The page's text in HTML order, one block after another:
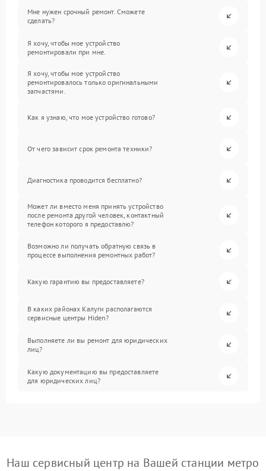
Мне нужен срочный ремонт. Сможете
сделать?
Я хочу, чтобы мое устройство
ремонтировали при мне.
Я хочу, чтобы мое устройство
ремонтировалось только оригинальными
запчастями.
Как я узнаю, что мое устройство готово?
От чего зависит срок ремонта техники?
Диагностика проводится бесплатно?
Может ли вместо меня принять устройство
после ремонта другой человек, контактный
телефон которого я предоставлю?
Возможно ли получать обратную связь в
процессе выполнения ремонтных работ?
Какую гарантию вы предоставляете?
В каких районах Калуги располагаются
сервисные центры Hiden?
Выполняете ли вы ремонт для юридических
лиц?
Какую документацию вы предоставляете
для юридических лиц?
Наш сервисный центр на Вашей станции метро